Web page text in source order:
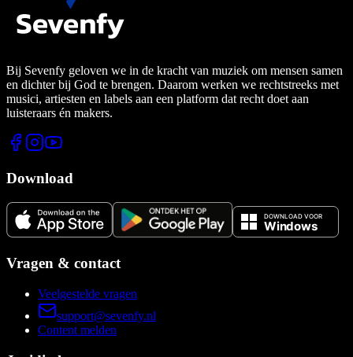
Bij Sevenfy geloven we in de kracht van muziek om mensen samen
en dichter bij God te brengen. Daarom werken we rechtstreeks met
musici, artiesten en labels aan een platform dat recht doet aan
luisteraars én makers.
Download
Vragen & contact
Veelgestelde vragen
support@sevenfy.nl
Content melden